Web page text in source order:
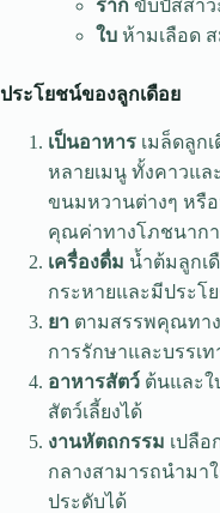
ราก ขับปัสสา
ใบ ห้ามเลือด
ประโยชน์ของลูกเดือย
เป็นอาหาร เมล็ดลูก
หลายเมนู ทั้งคาวแล
ขนมหวานต่างๆ หรื
คุณค่าทางโภชนาก
เครื่องดื่ม น้ำต้มลูกเ
กระหายและมีประโ
ยา ตามสรรพคุณทา
การรักษาและบรรเท
อาหารสัตว์ ต้นและใ
สัตว์เลี้ยงได้
งานหัตถกรรม เปลือ
กลางสามารถนำมา
ประดับได้